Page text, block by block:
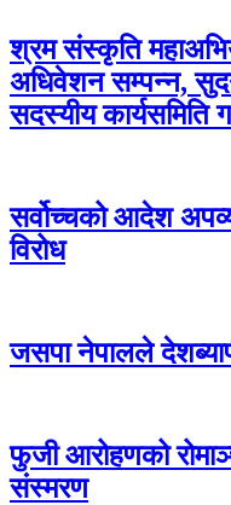
श्रम संस्कृति
अधिवेशन सम्पन्न,
सदस्यीय कार्यसमिति
सर्वोच्चको आदेश
विरोध
जसपा नेपालले
फुजी आरोहणको
संस्मरण